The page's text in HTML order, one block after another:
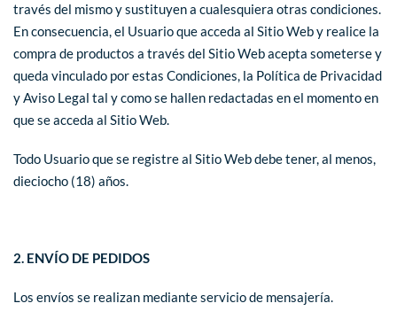
través del mismo y sustituyen a cualesquiera otras condiciones.
En consecuencia, el Usuario que acceda al Sitio Web y realice la
compra de productos a través del Sitio Web acepta someterse y
queda vinculado por estas Condiciones, la Política de Privacidad
y Aviso Legal tal y como se hallen redactadas en el momento en
que se acceda al Sitio Web.
Todo Usuario que se registre al Sitio Web debe tener, al menos,
dieciocho (18) años.
2. ENVÍO DE PEDIDOS
Los envíos se realizan mediante servicio de mensajería.